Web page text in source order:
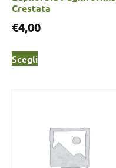
Crestata
€4,00
Scegli